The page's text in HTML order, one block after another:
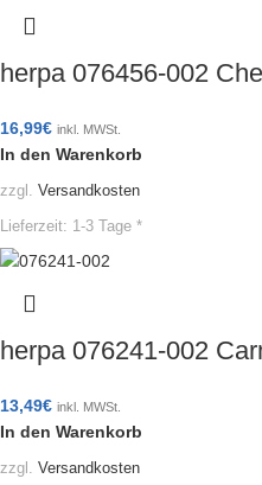
herpa 076456-002
16,99€ inkl. MWSt.
In den Warenkorb
zzgl. Versandkosten
Lieferzeit: 1-3 Tage *
herpa 076241-002
13,49€ inkl. MWSt.
In den Warenkorb
zzgl. Versandkosten